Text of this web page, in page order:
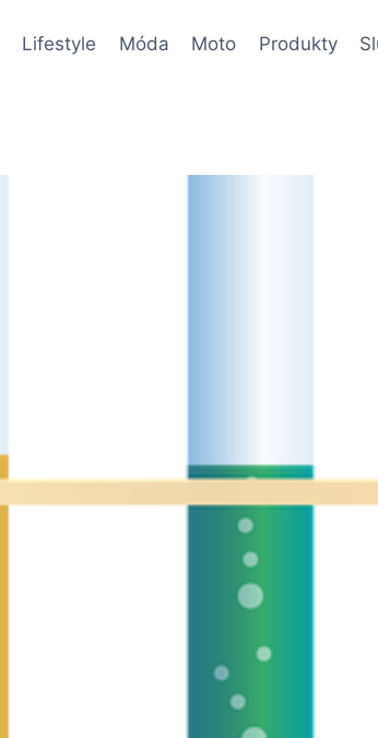
Lifestyle Móda Moto Produkty